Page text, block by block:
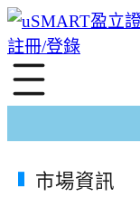
註冊/登錄
市場資訊